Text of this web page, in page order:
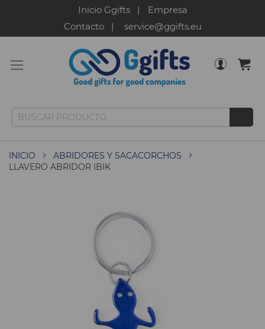
Inicio Ggifts
Empresa
Contacto
service@ggifts.eu
INICIO
ABRIDORES Y SACACORCHOS
LLAVERO ABRIDOR IBIK